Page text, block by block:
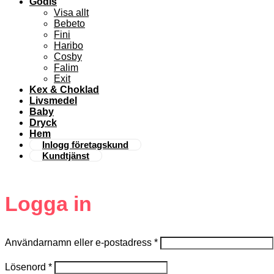
Visa allt
Bebeto
Fini
Haribo
Cosby
Falim
Exit
Kex & Choklad
Livsmedel
Baby
Dryck
Hem
Inlogg företagskund
Kundtjänst
Logga in
Användarnamn eller e-postadress *
Lösenord *